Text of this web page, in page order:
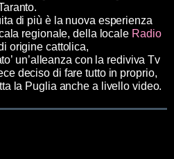
di più è la nuova esperienza
regionale, della locale Radio
origine cattolica,
un’alleanza con la rediviva Tv
deciso di fare tutto in proprio,
la Puglia anche a livello video.